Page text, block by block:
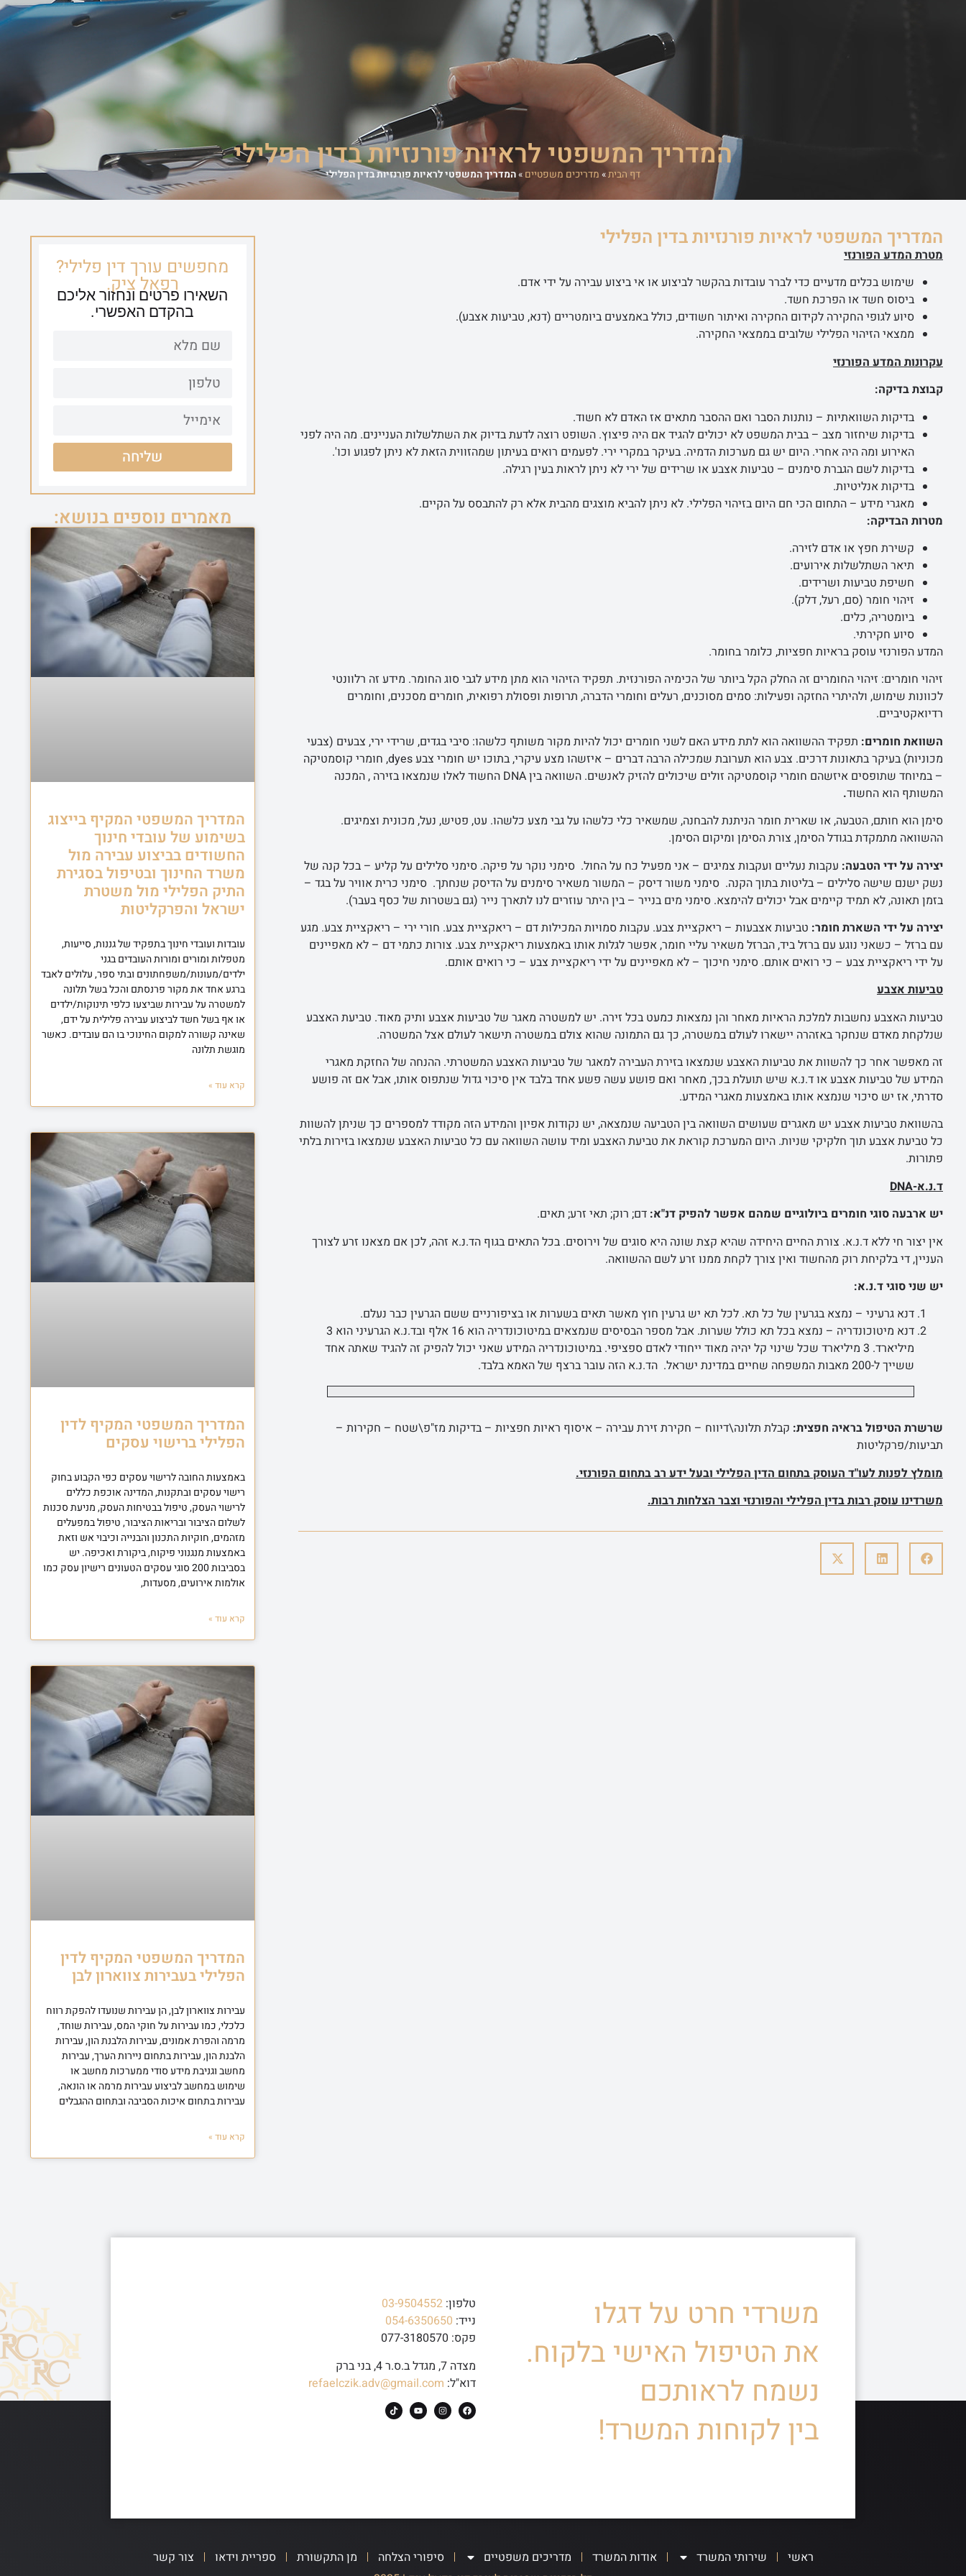
שירותי המשרד אודות המשרד מדריכים משפטיים
המדריך המשפטי לראיות פורנזיות בדין הפלילי
דף הבית» מדריכים משפטיים »המדריך המשפטי לראיות פורנזיות בדין הפלילי
המדריך המשפטי לראיות פורנזיות בדין הפלילי
מטרת המדע הפורנזי
שימוש בכלים מדעיים כדי לברר עובדות בהקשר לביצוע או אי ביצוע עבירה על ידי אדם.
ביסוס חשד או הפרכת חשד.
סיוע לגופי החקירה לקידום החקירה ואיתור חשודים, כולל באמצעים ביומטריים (דנא, טביעות אצבע).
ממצאי הזיהוי הפלילי שלובים בממצאי החקירה.
עקרונות המדע הפורנזי
קבוצת בדיקה:
בדיקות השוואתיות – נותנות הסבר ואם ההסבר מתאים אז האדם לא חשוד.
בדיקות שיחזור מצב – בבית המשפט לא יכולים להגיד אם היה פיצוץ. השופט רוצה לדעת בדיוק את השתלשלות העניינים. מה היה לפני
האירוע ומה היה אחרי. היום יש גם מערכות הדמיה. בעיקר במקרי ירי. לפעמים רואים בעיתון שמהזווית הזאת לא ניתן לפגוע וכו'.
בדיקות לשם הגברת סימנים – טביעות אצבע או שרידים של ירי לא ניתן לראות בעין רגילה.
בדיקות אנליטיות.
מאגרי מידע – התחום הכי חם היום בזיהוי הפלילי. לא ניתן להביא מוצגים מהבית אלא רק להתבסס על הקיים.
מטרות הבדיקה:
קשירת חפץ או אדם לזירה.
תיאר השתלשלות אירועים.
חשיפת טביעות ושרידים.
זיהוי חומר (סם, רעל, דלק).
ביומטריה, כלים.
סיוע חקירתי.
המדע הפורנזי עוסק בראיות חפציות, כלומר בחומר.
זיהוי חומרים: זיהוי החומרים זה החלק הקל ביותר של הכימיה הפורנזית. תפקיד הזיהוי הוא מתן מידע לגבי סוג החומר. מידע זה רלוונטי
לכוונות שימוש, ולהיתרי החזקה ופעילות: סמים מסוכנים, רעלים וחומרי הדברה, תרופות ופסולת רפואית, חומרים מסכנים, וחומרים
רדיואקטיביים.
השוואת חומרים: תפקיד ההשוואה הוא לתת מידע האם לשני חומרים יכול להיות מקור משותף כלשהו: סיבי בגדים, שרידי ירי, צבעים (צבעי
מכוניות) בעיקר בתאונות דרכים. צבע הוא תערובת שמכילה הרבה דברים – איזשהו מצע עיקרי, בתוכו יש חומרי צבע dyes, חומרי קוסמטיקה
– במיוחד שתופסים איזשהם חומרי קוסמטיקה זולים שיכולים להזיק לאנשים. השוואה בין DNA החשוד לאלו שנמצאו בזירה , המכנה
המשותף הוא החשוד.
סימן הוא חותם, הטבעה, או שארית חומר הניתנת להבחנה, שמשאיר כלי כלשהו על גבי מצע כלשהו. עט, פטיש, נעל, מכונית וצמיגים.
ההשוואה מתמקדת בגודל הסימן, צורת הסימן ומיקום הסימן.
יצירה על ידי הטבעה: עקבות נעליים ועקבות צמיגים – אני מפעיל כח על החול. סימני נוקר על פיקה. סימני סלילים על קליע – בכל קנה של
נשק ישנם שישה סלילים – בליטות בתוך הקנה. סימני משור דיסק – המשור משאיר סימנים על הדיסק שנחתך. סימני כרית אוויר על בגד –
בזמן תאונה, לא תמיד קיימים אבל יכולים להימצא. סימני מים בנייר – בין היתר עוזרים לנו לתארך נייר (גם בשטרות של כסף בעבר).
יצירה על ידי השארת חומר: טביעות אצבעות – ריאקציית צבע. עקבות סמויות המכילות דם – ריאקציית צבע. חורי ירי – ריאקציית צבע. מגע
עם ברזל – כשאני נוגע עם ברזל ביד, הברזל משאיר עליי חומר, אפשר לגלות אותו באמצעות ריאקציית צבע. צורות כתמי דם – לא מאפיינים
על ידי ריאקציית צבע – כי רואים אותם. סימני חיכוך – לא מאפיינים על ידי ריאקציית צבע – כי רואים אותם.
טביעות אצבע
טביעות האצבע נחשבות למלכת הראיות מאחר והן נמצאות כמעט בכל זירה. יש למשטרה מאגר של טביעות אצבע ותיק מאוד. טביעת האצבע
שנלקחת מאדם שנחקר באזהרה יישארו לעולם במשטרה, כך גם התמונה שהוא צולם במשטרה תישאר לעולם אצל המשטרה.
זה מאפשר אחר כך להשוות את טביעות האצבע שנמצאו בזירת העבירה למאגר של טביעות האצבע המשטרתי. ההנחה של החזקת מאגרי
המידע של טביעות אצבע או ד.נ.א שיש תועלת בכך, מאחר ואם פושע עשה פשע אחד בלבד אין סיכוי גדול שנתפוס אותו, אבל אם זה פושע
סדרתי, אז יש סיכוי שנמצא אותו באמצעות מאגרי המידע.
בהשוואת טביעות אצבע יש מאגרים שעושים השוואה בין הטביעה שנמצאה, יש נקודות אפיון והמידע הזה מקודד למספרים כך שניתן להשוות
כל טביעת אצבע תוך חלקיקי שניות. היום המערכת קוראת את טביעת האצבע ומיד עושה השוואה עם כל טביעות האצבע שנמצאו בזירות בלתי
פתורות.
ד.נ.א-DNA
יש ארבעה סוגי חומרים ביולוגיים שמהם אפשר להפיק דנ"א: דם; רוק; תאי זרע; תאים.
אין יצור חי ללא ד.נ.א. צורת החיים היחידה שהיא קצת שונה היא סוגים של וירוסים. בכל התאים בגוף הד.נ.א זהה, לכן אם מצאנו זרע לצורך
העניין, די בלקיחת רוק מהחשוד ואין צורך לקחת ממנו זרע לשם ההשוואה.
יש שני סוגי ד.נ.א:
דנא גרעיני – נמצא בגרעין של כל תא. לכל תא יש גרעין חוץ מאשר תאים בשערות או בציפורניים ששם הגרעין כבר נעלם.
דנא מיטוכונדריה – נמצא בכל תא כולל שערות. אבל מספר הבסיסים שנמצאים במיטוכונדריה הוא 16 אלף ובד.נ.א הגרעיני הוא 3
מיליארד. 3 מיליארד שכל שינוי קל יהיה מאוד ייחודי לאדם ספציפי. במיטוכונדריה המידע שאני יכול להפיק זה להגיד שאתה אחד
ששייך ל-200 מאבות המשפחה שחיים במדינת ישראל. הד.נ.א הזה עובר ברצף של האמא בלבד.
שרשרת הטיפול בראיה חפצית: קבלת תלונה\דיווח – חקירת זירת עבירה – איסוף ראיות חפציות – בדיקות מז"פ\שטח – חקירות –
תביעות/פרקליטות
מומלץ לפנות לעו"ד העוסק בתחום הדין הפלילי ובעל ידע רב בתחום הפורנזי.
משרדינו עוסק רבות בדין הפלילי והפורנזי וצבר הצלחות רבות.
מחפשים עורך דין פלילי?
רפאל ציק.
השאירו פרטים ונחזור אליכם
בהקדם האפשרי.
שליחה
מאמרים נוספים בנושא:
המדריך המשפטי המקיף בייצוג
בשימוע של עובדי חינוך
החשודים בביצוע עבירה מול
משרד החינוך ובטיפול בסגירת
התיק הפלילי מול משטרת
ישראל והפרקליטות
עובדות ועובדי חינוך בתפקיד של גננות, סייעות,
מטפלות ומורים ומורות העובדים בגני
ילדים/מעונות/משפחתונים ובתי ספר, עלולים לאבד
ברגע אחד את מקור פרנסתם והכל בשל תלונה
למשטרה על עבירות שביצעו כלפי תינוקות/ילדים
או אף בשל חשד לביצוע עבירה פלילית על ידם,
שאינה קשורה למקום החינוכי בו הם עובדים. כאשר
מוגשת תלונה
קרא עוד »
המדריך המשפטי המקיף לדין
הפלילי ברישוי עסקים
באמצעות החובה לרישוי עסקים כפי הקבוע בחוק
רישוי עסקים ובתקנות, המדינה אוכפת כללים
לרישוי העסק, טיפול בבטיחות העסק, מניעת סכנות
לשלום הציבור ובריאות הציבור, טיפול במפעלים
מזהמים, חוקיות התכנון והבנייה וכיבוי אש וזאת
באמצעות מנגנוני פיקוח, ביקורת ואכיפה. יש
בסביבות 200 סוגי עסקים הטעונים רישיון עסק כמו
אולמות אירועים, מסעדות,
קרא עוד »
המדריך המשפטי המקיף לדין
הפלילי בעבירות צווארון לבן
עבירות צווארון לבן, הן עבירות שנועדו להפקת רווח
כלכלי, כמו עבירות על חוקי המס, עבירות שוחד,
מרמה והפרת אמונים, עבירות הלבנת הון, עבירות
הלבנת הון, עבירות בתחום ניירות הערך, עבירות
מחשב וגניבת מידע סודי ממערכות מחשב או
שימוש במחשב לביצוע עבירות מרמה או הונאה,
עבירות בתחום איכות הסביבה ובתחום ההגבלים
קרא עוד »
משרדי חרט על דגלו
את הטיפול האישי בלקוח.
נשמח לראותכם
בין לקוחות המשרד!
טלפון: 03-9504552
נייד: 054-6350650
פקס: 077-3180570
מצדה 7, מגדל ב.ס.ר 4, בני ברק
דוא"ל: refaelczik.adv@gmail.com
ראשי שירותי המשרד אודות המשרד מדריכים משפטיים סיפורי הצלחה מן התקשורת ספריית וידאו
צור קשר